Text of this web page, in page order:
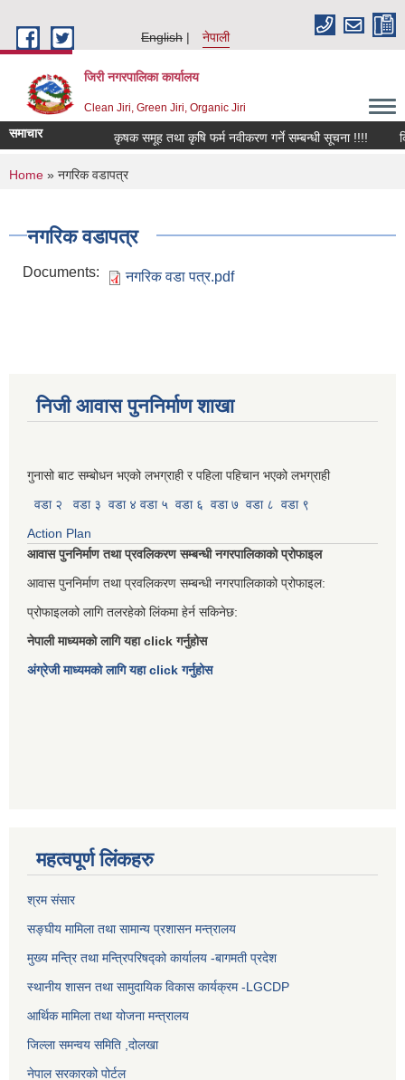
English
नेपाली
जिरी नगरपालिका कार्यालय
Clean Jiri, Green Jiri, Organic Jiri
समाचार कृषक समूह तथा कृषि फर्म नवीकरण गर्ने सम्बन्धी सूचना !!!!
You are here
Home » नगरिक वडापत्र
नगरिक वडापत्र
Documents: नगरिक वडा पत्र.pdf
निजी आवास पुननिर्माण शाखा
गुनासो बाट सम्बोधन भएको लभग्राही र पहिला पहिचान भएको लभग्राही
वडा २
वडा ३ वडा ४ वडा ५ वडा ६ वडा ७ वडा ८ वडा ९
Action Plan
आवास पुननिर्माण तथा प्रवलिकरण सम्बन्धी नगरपालिकाको प्रोफाइल
आवास पुननिर्माण तथा प्रवलिकरण सम्बन्धी नगरपालिकाको प्रोफाइल:
प्रोफाइलको लागि तलरहेको लिंकमा हेर्न सकिनेछ:
नेपाली माध्यमको लागि यहा click गर्नुहोस
अंग्रेजी माध्यमको लागि यहा click गर्नुहोस
महत्वपूर्ण लिंकहरु
श्रम संसार
सङ्घीय मामिला तथा सामान्य प्रशासन मन्त्रालय
मुख्य मन्त्रि तथा मन्त्रिपरिषद्को कार्यालय -बागमती प्रदेश
स्थानीय शासन तथा सामुदायिक विकास कार्यक्रम -LGCDP
आर्थिक मामिला तथा योजना मन्त्रालय
जिल्ला समन्वय समिति ,दोलखा
नेपाल सरकारको पोर्टल